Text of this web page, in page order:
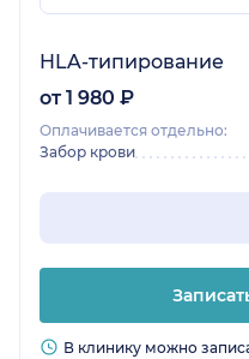
HLA-типирование
от 1 980 ₽
Оплачивается отдельно:
Забор крови
В клинику можно